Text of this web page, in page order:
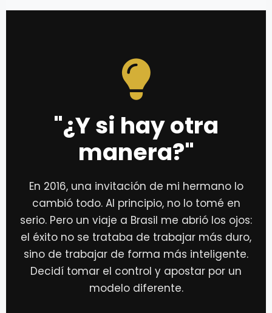
"¿Y si hay otra
manera?"
En 2016, una invitación de mi hermano lo
cambió todo. Al principio, no lo tomé en
serio. Pero un viaje a Brasil me abrió los ojos:
el éxito no se trataba de trabajar más duro,
sino de trabajar de forma más inteligente.
Decidí tomar el control y apostar por un
modelo diferente.